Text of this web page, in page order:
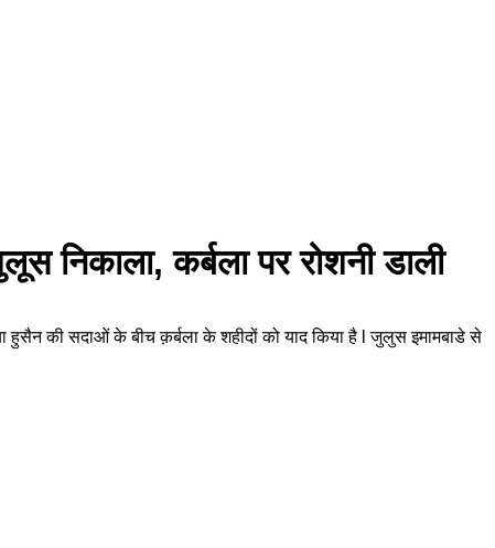
निकाला, कर्बला पर रोशनी डाली
हुसैन की सदाओं के बीच क़र्बला के शहीदों को याद किया है l जुलुस इमामबाडे से